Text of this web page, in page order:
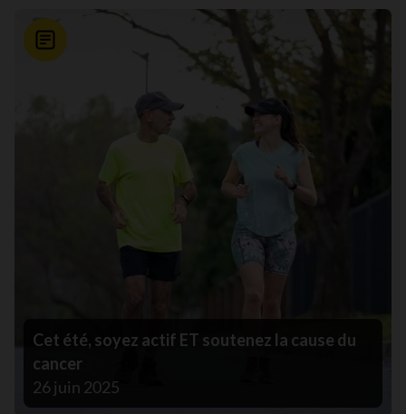
Nouvelle
Cet été, soyez actif ET soutenez la cause du
cancer
26 juin 2025